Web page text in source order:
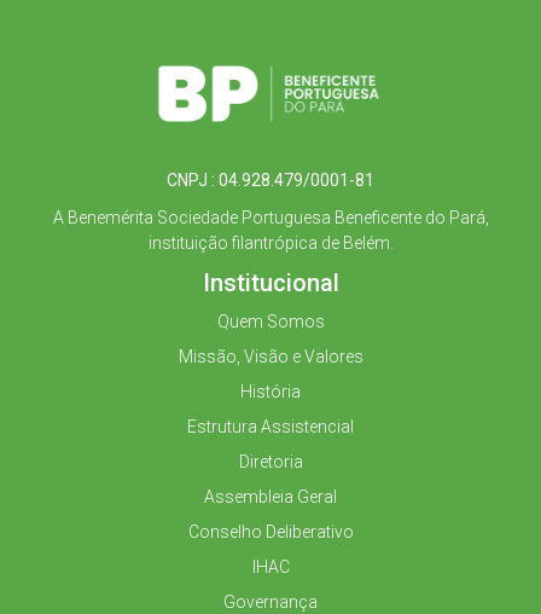
CNPJ : 04.928.479/0001-81
A Benemérita Sociedade Portuguesa Beneficente do Pará,
instituição filantrópica de Belém.
Institucional
Quem Somos
Missão, Visão e Valores
História
Estrutura Assistencial
Diretoria
Assembleia Geral
Conselho Deliberativo
IHAC
Governança